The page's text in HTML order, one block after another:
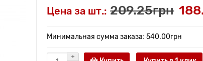
Цена за шт.: 209.25грн
Минимальная сумма заказа: 540.00грн